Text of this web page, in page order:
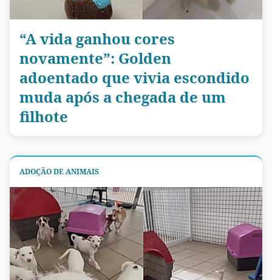
“A vida ganhou cores
novamente”: Golden
adoentado que vivia escondido
muda após a chegada de um
filhote
ADOÇÃO DE ANIMAIS